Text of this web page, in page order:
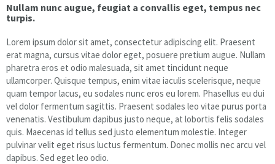
Commercial Cleaning
Machine Ware Washing
Restroom Care
FREE QUOTE
Technical Documentation
Nullam nunc augue, feugiat a convallis eget, tempus nec
turpis.
Lorem ipsum dolor sit amet, consectetur adipiscing elit. Praesent
erat magna, cursus vitae dolor eget, posuere pretium augue. Nullam
pharetra eros et odio malesuada, sit amet tincidunt neque
ullamcorper. Quisque tempus, enim vitae iaculis scelerisque, neque
quam tempor lacus, eu sodales nunc eros eu lorem. Phasellus eu dui
vel dolor fermentum sagittis. Praesent sodales leo vitae purus porta
venenatis. Vestibulum dapibus justo neque, at lobortis felis sodales
quis. Maecenas id tellus sed justo elementum molestie. Integer
pulvinar velit eget risus luctus fermentum. Donec mollis nec arcu vel
dapibus. Sed eget leo odio.